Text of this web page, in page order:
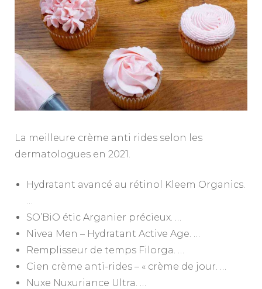
La meilleure crème anti rides selon les
dermatologues en 2021.
Hydratant avancé au rétinol Kleem Organics.
SO’BiO étic Arganier précieux. …
Nivea Men – Hydratant Active Age. …
Remplisseur de temps Filorga. …
Cien crème anti-rides – « crème de jour. …
Nuxe Nuxuriance Ultra. …